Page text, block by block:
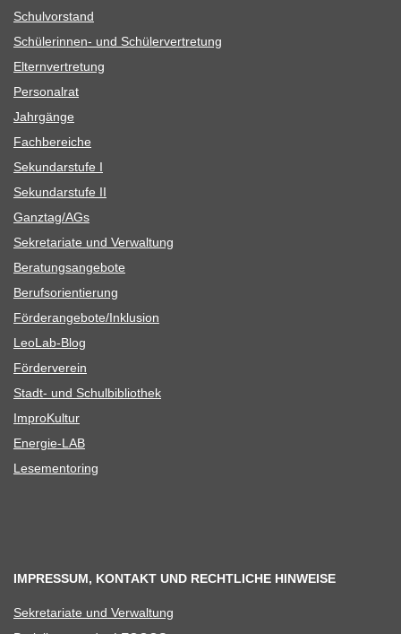
Schul­vor­stand
Schü­le­rin­nen- und Schülervertretung
Eltern­ver­tre­tung
Per­so­nal­rat
Jahr­gänge
Fach­be­rei­che
Sekun­dar­stufe I
Sekun­dar­stufe II
Ganztag/​​AGs
Sekre­ta­riate und Verwaltung
Bera­tungs­an­ge­bote
Berufs­ori­en­tie­rung
Förderangebote/​​Inklusion
Leo­Lab-Blog
För­der­ver­ein
Stadt- und Schulbibliothek
Impro­Kul­tur
Ener­­gie-LAB
Lese­men­to­ring
IMPRESSUM, KONTAKT UND RECHTLICHE HINWEISE
Sekre­ta­riate und Verwaltung